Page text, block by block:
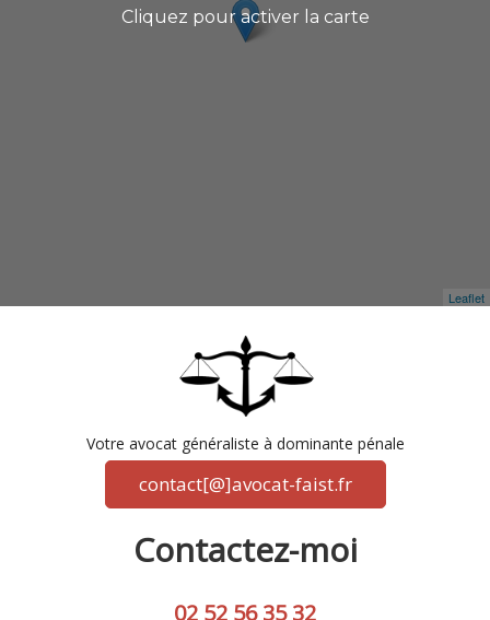
Cliquez pour activer la carte
Leaflet
Votre avocat généraliste à dominante pénale
contact[@]avocat-faist.fr
Contactez-moi
02 52 56 35 32